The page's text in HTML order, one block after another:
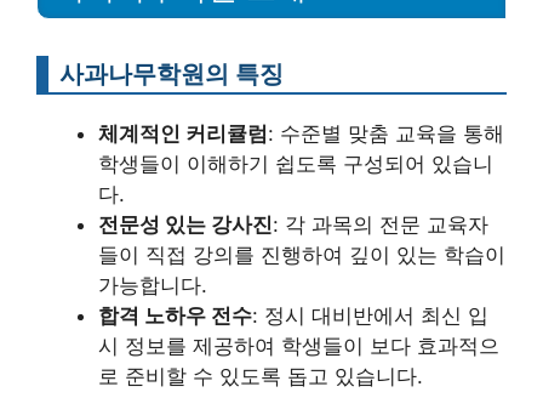
사과나무학원의 특징
체계적인 커리큘럼: 수준별 맞춤 교육을 통해
학생들이 이해하기 쉽도록 구성되어 있습니
다.
전문성 있는 강사진: 각 과목의 전문 교육자
들이 직접 강의를 진행하여 깊이 있는 학습이
가능합니다.
합격 노하우 전수: 정시 대비반에서 최신 입
시 정보를 제공하여 학생들이 보다 효과적으
로 준비할 수 있도록 돕고 있습니다.